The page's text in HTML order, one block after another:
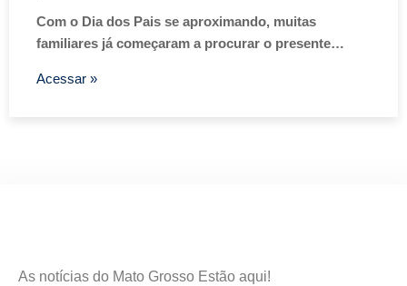
Com o Dia dos Pais se aproximando, muitas
familiares já começaram a procurar o presente…
Acessar »
As notícias do Mato Grosso Estão aqui!